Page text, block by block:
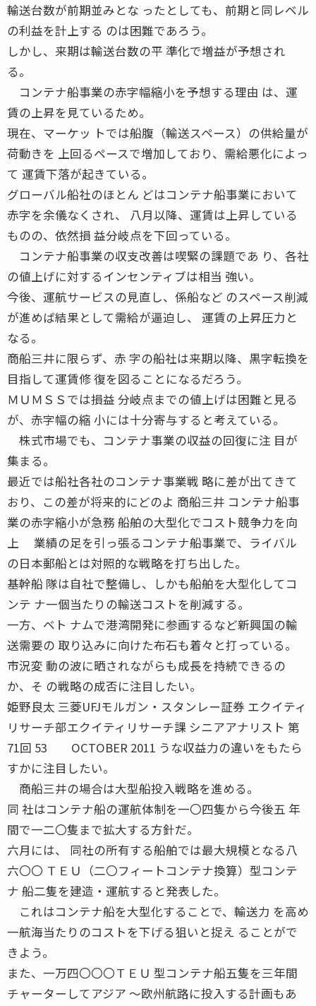
輸送台数が前期並みとな ったとしても、前期と同レベル
の利益を計上する のは困難であろう。
しかし、来期は輸送台数の平 準化で増益が予想され
る。
コンテナ船事業の赤字幅縮小を予想する理由 は、運
賃の上昇を見ているため。
現在、マーケッ トでは船腹（輸送スペース）の供給量が
荷動きを 上回るペースで増加しており、需給悪化によっ
て 運賃下落が起きている。
グローバル船社のほとん どはコンテナ船事業において
赤字を余儀なくされ、 八月以降、運賃は上昇している
ものの、依然損 益分岐点を下回っている。
コンテナ船事業の収支改善は喫緊の課題であ り、各社
の値上げに対するインセンティブは相当 強い。
今後、運航サービスの見直し、係船など のスペース削減
が進めば結果として需給が逼迫し、 運賃の上昇圧力と
なる。
商船三井に限らず、赤 字の船社は来期以降、黒字転換を
目指して運賃修 復を図ることになるだろう。
ＭＵＭＳＳでは損益 分岐点までの値上げは困難と見る
が、赤字幅の縮 小には十分寄与すると考えている。
株式市場でも、コンテナ事業の収益の回復に注 目が
集まる。
最近では船社各社のコンテナ事業戦 略に差が出てきて
おり、この差が将来的にどのよ 商船三井 コンテナ船事
業の赤字縮小が急務 船舶の大型化でコスト競争力を向
上 業績の足を引っ張るコンテナ船事業で、ライバル
の日本郵船とは対照的な戦略を打ち出した。
基幹船 隊は自社で整備し、しかも船舶を大型化してコ
ンテ ナ一個当たりの輸送コストを削減する。
一方、ベト ナムで港湾開発に参画するなど新興国の輸
送需要の 取り込みに向けた布石も着々と打っている。
市況変 動の波に晒されながらも成長を持続できるの
か、そ の戦略の成否に注目したい。
姫野良太 三菱UFJモルガン・スタンレー証券 エクイティ
リサーチ部エクイティリサーチ課 シニアアナリスト 第
71回 53 OCTOBER 2011 うな収益力の違いをもたら
すかに注目したい。
商船三井の場合は大型船投入戦略を進める。
同 社はコンテナ船の運航体制を一〇四隻から今後五 年
間で一二〇隻まで拡大する方針だ。
六月には、 同社の所有する船舶では最大規模となる八
六〇〇 ＴＥＵ（二〇フィートコンテナ換算）型コンテ
ナ 船二隻を建造・運航すると発表した。
これはコンテナ船を大型化することで、輸送力 を高め
一航海当たりのコストを下げる狙いと捉え ることがで
きよう。
また、一万四〇〇〇ＴＥＵ 型コンテナ船五隻を三年間
チャーターしてアジア 〜欧州航路に投入する計画もあ